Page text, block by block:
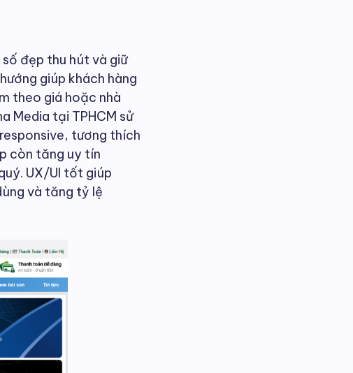
đẹp thu hút và giữ
giúp khách hàng
theo giá hoặc nhà
Media tại TPHCM sử
tương thích
còn tăng uy tín
UX/UI tốt giúp
và tăng tỷ lệ